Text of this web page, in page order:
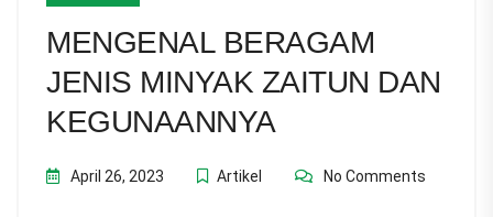
MENGENAL BERAGAM
JENIS MINYAK ZAITUN DAN
KEGUNAANNYA
April 26, 2023 Artikel No Comments